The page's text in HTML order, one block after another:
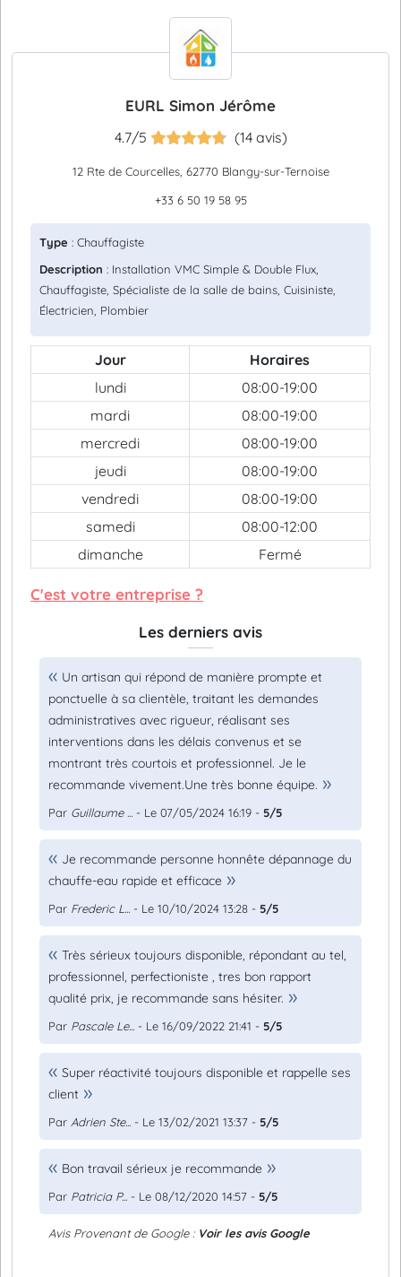
EURL Simon Jérôme
4.7/5 (14 avis)
12 Rte de Courcelles, 62770 Blangy-sur-Ternoise
+33 6 50 19 58 95
Type : Chauffagiste
Description : Installation VMC Simple & Double Flux,
Chauffagiste, Spécialiste de la salle de bains, Cuisiniste,
Électricien, Plombier
Jour
Horaires
lundi
08:00-19:00
mardi
08:00-19:00
mercredi
08:00-19:00
jeudi
08:00-19:00
vendredi
08:00-19:00
samedi
08:00-12:00
dimanche
Fermé
C'est votre entreprise ?
Les derniers avis
Un artisan qui répond de manière prompte et
ponctuelle à sa clientèle, traitant les demandes
administratives avec rigueur, réalisant ses
interventions dans les délais convenus et se
montrant très courtois et professionnel. Je le
recommande vivement.Une très bonne équipe.
Par Guillaume ... - Le 07/05/2024 16:19 - 5/5
Je recommande personne honnête dépannage du
chauffe-eau rapide et efficace
Par Frederic L... - Le 10/10/2024 13:28 - 5/5
Très sérieux toujours disponible, répondant au tel,
professionnel, perfectioniste , tres bon rapport
qualité prix, je recommande sans hésiter.
Par Pascale Le... - Le 16/09/2022 21:41 - 5/5
Super réactivité toujours disponible et rappelle ses
client
Par Adrien Ste... - Le 13/02/2021 13:37 - 5/5
Bon travail sérieux je recommande
Par Patricia P... - Le 08/12/2020 14:57 - 5/5
Avis Provenant de Google : Voir les avis Google